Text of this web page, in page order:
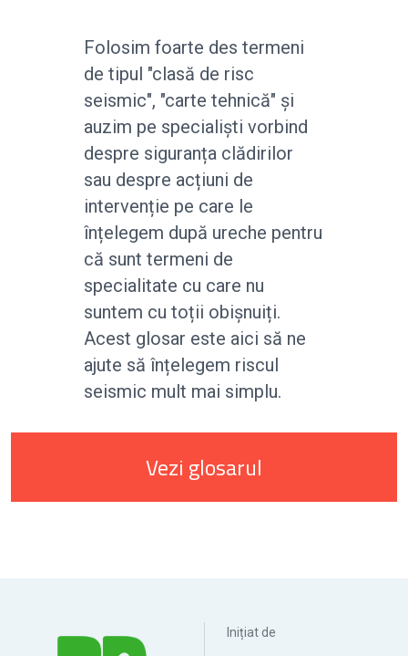
Folosim foarte des termeni
de tipul "clasă de risc
seismic", "carte tehnică" și
auzim pe specialiști vorbind
despre siguranța clădirilor
sau despre acțiuni de
intervenție pe care le
înțelegem după ureche pentru
că sunt termeni de
specialitate cu care nu
suntem cu toții obișnuiți.
Acest glosar este aici să ne
ajute să înțelegem riscul
seismic mult mai simplu.
Vezi glosarul
Inițiat de